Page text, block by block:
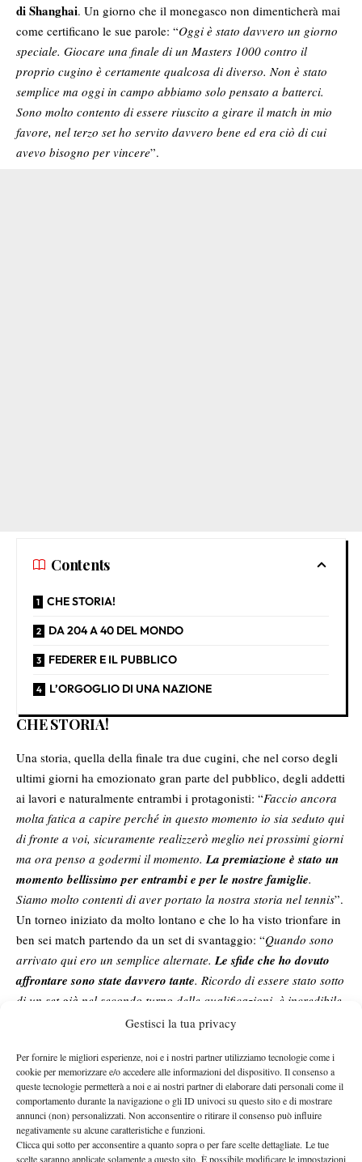
Gestisci la tua privacy
Per fornire le migliori esperienze, noi e i nostri partner utilizziamo tecnologie come i
cookie per memorizzare e/o accedere alle informazioni del dispositivo. Il consenso a
queste tecnologie permetterà a noi e ai nostri partner di elaborare dati personali come il
comportamento durante la navigazione o gli ID univoci su questo sito e di mostrare
annunci (non) personalizzati. Non acconsentire o ritirare il consenso può influire
negativamente su alcune caratteristiche e funzioni.
Clicca qui sotto per acconsentire a quanto sopra o per fare scelte dettagliate. Le tue
scelte saranno applicate solamente a questo sito. È possibile modificare le impostazioni
di Shanghai. Un giorno che il monegasco non dimenticherà mai
come certificano le sue parole: “Oggi è stato davvero un giorno
speciale. Giocare una finale di un Masters 1000 contro il
proprio cugino è certamente qualcosa di diverso. Non è stato
semplice ma oggi in campo abbiamo solo pensato a batterci.
Sono molto contento di essere riuscito a girare il match in mio
favore, nel terzo set ho servito davvero bene ed era ciò di cui
avevo bisogno per vincere”.
Contents
CHE STORIA!
DA 204 A 40 DEL MONDO
FEDERER E IL PUBBLICO
L’ORGOGLIO DI UNA NAZIONE
CHE STORIA!
Una storia, quella della finale tra due cugini, che nel corso degli
ultimi giorni ha emozionato gran parte del pubblico, degli addetti
ai lavori e naturalmente entrambi i protagonisti: “Faccio ancora
molta fatica a capire perché in questo momento io sia seduto qui
di fronte a voi, sicuramente realizzerò meglio nei prossimi giorni
ma ora penso a godermi il momento. La premiazione è stato un
momento bellissimo per entrambi e per le nostre famiglie.
Siamo molto contenti di aver portato la nostra storia nel tennis”.
Un torneo iniziato da molto lontano e che lo ha visto trionfare in
ben sei match partendo da un set di svantaggio: “Quando sono
arrivato qui ero un semplice alternate. Le sfide che ho dovuto
affrontare sono state davvero tante. Ricordo di essere stato sotto
di un set già nel secondo turno delle qualificazioni, è incredibile
pensare essere riuscito a ribaltare un match per ben sei volte ed
DA 204 A 40 DEL MONDO
Grazie a questo risultato,Vacherotraggiunge il propriobest
ranking: sarànumero 40 del mondo: “Sono sincero, non so
esattamente quale sia il mio ranking ma
è difficile vincere un Challenger o raggiungere la Top 100.